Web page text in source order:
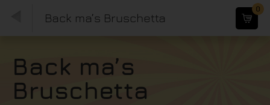
Back ma’s Bruschetta
0
Back ma’s
Bruschetta